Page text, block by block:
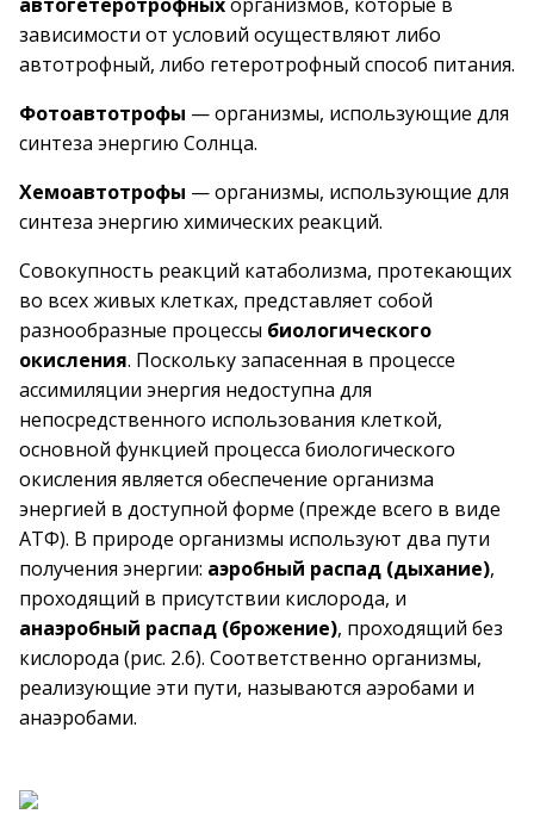
зависимости от условий осуществляют либо
автотрофный, либо гетеротрофный способ питания.
Фотоавтотрофы — организмы, использующие для
синтеза энергию Солнца.
Хемоавтотрофы — организмы, использующие для
синтеза энергию химических реакций.
Совокупность реакций катаболизма, протекающих
во всех живых клетках, представляет собой
разнообразные процессы биологического
окисления. Поскольку запасенная в процессе
ассимиляции энергия недоступна для
непосредственного использования клеткой,
основной функцией процесса биологического
окисления является обеспечение организма
энергией в доступной форме (прежде всего в виде
АТФ). В природе организмы используют два пути
получения энергии: аэробный распад (дыхание),
проходящий в присутствии кислорода, и
анаэробный распад (брожение), проходящий без
кислорода (рис. 2.6). Соответственно организмы,
реализующие эти пути, называются аэробами и
анаэробами.